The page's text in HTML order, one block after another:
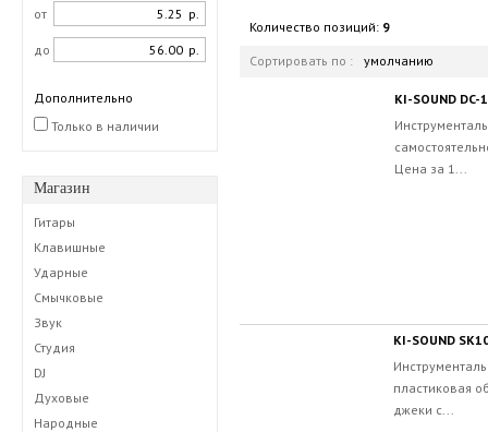
от
р.
до р.
Дополнительно
Только в наличии
Магазин
Гитары
Клавишные
Ударные
Смычковые
Звук
Студия
DJ
Духовые
Народные
Количество позиций: 9
Сортировать по : умолчанию
KI-SOUND DC-
Цена за 1...
KI-SOUND
пластиковая
джеки с...